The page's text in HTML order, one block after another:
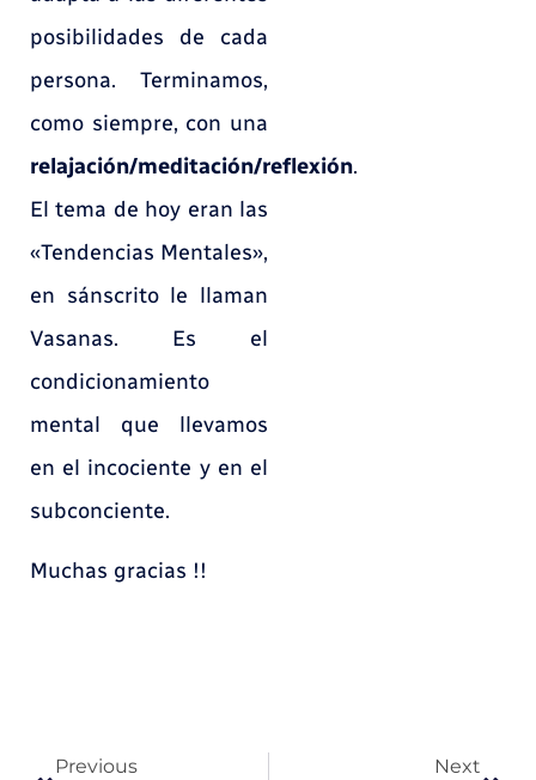
posibilidades de cada
persona. Terminamos,
como siempre, con una
relajación/meditación/reflexión.
El tema de hoy eran las
«Tendencias Mentales»,
en sánscrito le llaman
Vasanas. Es el
condicionamiento
mental que llevamos
en el incociente y en el
subconciente.
Muchas gracias !!
Previous Next